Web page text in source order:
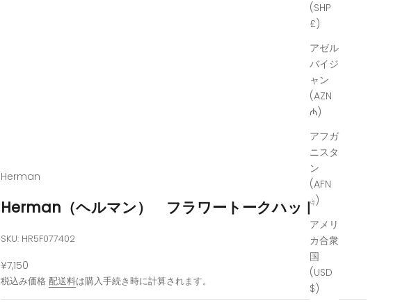
(SHP
£)
アゼル
バイジ
ャン
(AZN
₼)
アフガ
ニスタ
ン
(AFN
؋)
アメリ
カ合衆
国
(USD
$)
Herman
Herman（ヘルマン） フラワートークハット
SKU: HR5F077402
セール価格
¥7,150
税込み価格配送料は購入手続き時に計算されます。